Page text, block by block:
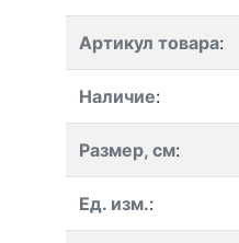
Артикул товара:
Наличие:
Размер, см:
Ед. изм.: